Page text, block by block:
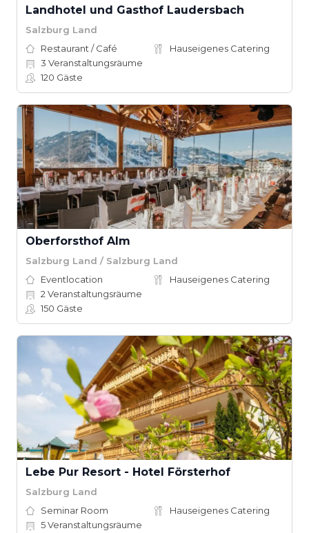
Landhotel und Gasthof Laudersbach
Salzburg Land
Restaurant / Café
Hauseigenes Catering
3 Veranstaltungsräume
120 Gäste
Oberforsthof Alm
Salzburg Land / Salzburg Land
Eventlocation
Hauseigenes Catering
2 Veranstaltungsräume
150 Gäste
Lebe Pur Resort - Hotel Försterhof
Salzburg Land
Seminar Room
Hauseigenes Catering
5Veranstaltungsräume